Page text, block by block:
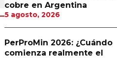
cobre en Argentina
5 agosto, 2026
PerProMin 2026: ¿Cuándo
comienza realmente el